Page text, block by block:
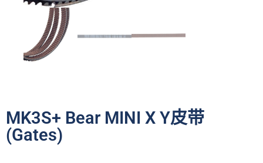
MK3S+ Bear MINI X Y皮带
(Gates)